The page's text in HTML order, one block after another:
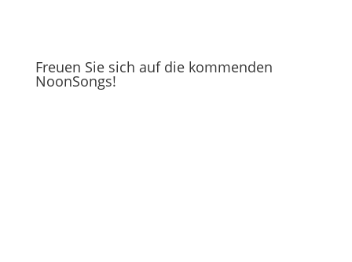
Freuen Sie sich auf die kommenden
NoonSongs!